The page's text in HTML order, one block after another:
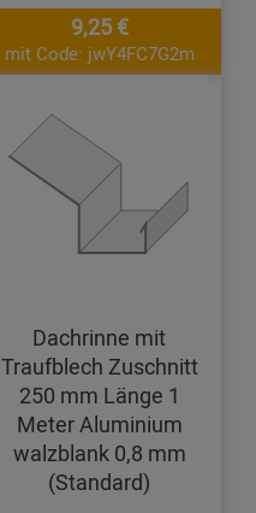
9,25 €
mit Code: jwY4FC7G2m
Dachrinne mit
Traufblech Zuschnitt
250 mm Länge 1
Meter Aluminium
walzblank 0,8 mm
(Standard)